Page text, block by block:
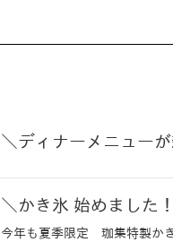
＼ディナーメニュー
＼かき氷 始めました
今年も夏季限定 珈集特製か